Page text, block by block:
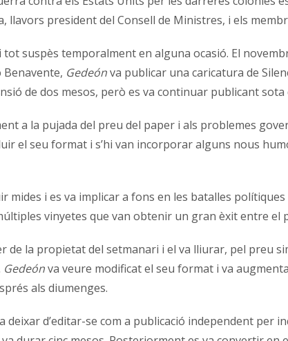
llavors president del Consell de Ministres, i els
suspès temporalment en alguna ocasió. El
Benavente, Gedeónva publicar una caricatura de
de dos mesos, però es va continuar publicant sota
a la pujada del preu del paper i als problemes
el seu format i s’hi van incorporar alguns nous
mides i es va implicar a fons en les batalles
vinyetes que van obtenir un gran èxit entre el
de la propietat del setmanari i el va lliurar, pel preu
Gedeónva veure modificat el seu format i va
als diumenges.
deixar d’editar-se com a publicació independent per